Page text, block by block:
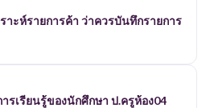
าะห์รายการค้า ว่าควรบันทึกรายการ
รเรียนรู้ของนักศึกษา ป.ครูห้อง04